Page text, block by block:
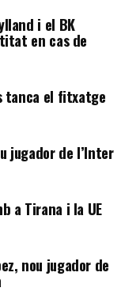
i el BK
en cas de
tanca el fitxatge
jugador de l’Inter
a Tirana i la UE
nou jugador de